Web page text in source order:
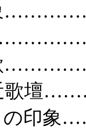
象
歌
近歌
』の